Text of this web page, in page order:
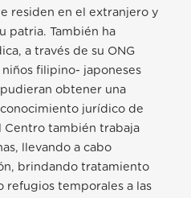
residen en el extranjero y
patria. También ha
a través de su ONG
niños filipino- japoneses
obtener una
jurídico de
Centro también trabaja
llevando a cabo
brindando tratamiento
temporales a las